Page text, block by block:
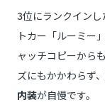
3位にランクイン
トカー「ルーミー
ャッチコピーから
ズにもかかわらず、
内装が自慢です。